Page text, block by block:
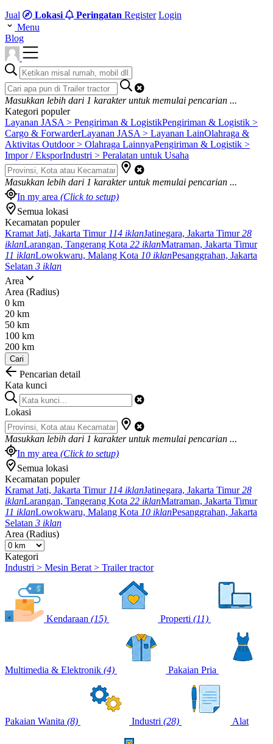
Jual
Lokasi Peringatan Register Login
Menu
Blog
Masukkan lebih dari 1 karakter untuk memulai pencarian ...
Kategori populer
Layanan JASA > Pengiriman & LogistikPengiriman & Logistik >
Cargo & ForwarderLayanan JASA > Layanan LainOlahraga &
Aktivitas Outdoor > Olahraga LainnyaPengiriman & Logistik >
Impor / EksporIndustri > Peralatan untuk Usaha
Masukkan lebih dari 1 karakter untuk memulai pencarian ...
In my area (Click to setup)
Semua lokasi
Kecamatan populer
Kramat Jati, Jakarta Timur 114 iklanJatinegara, Jakarta Timur28
iklanLarangan, Tangerang Kota 22 iklanMatraman, Jakarta Timur
11 iklanLowokwaru, Malang Kota 10 iklanPesanggrahan, Jakarta
Selatan 3 iklan
Area
Area (Radius)
0 km
20 km
50 km
100 km
200 km
Cari
Pencarian detail
Kata kunci
Lokasi
Masukkan lebih dari 1 karakter untuk memulai pencarian ...
In my area (Click to setup)
Semua lokasi
Kecamatan populer
Kramat Jati, Jakarta Timur 114 iklanJatinegara, Jakarta Timur28
iklanLarangan, Tangerang Kota 22 iklanMatraman, Jakarta Timur
11 iklanLowokwaru, Malang Kota 10 iklanPesanggrahan, Jakarta
Selatan 3 iklan
Area (Radius)
Kategori
Industri > Mesin Berat > Trailer tractor
Kendaraan (15) Properti (11)
Multimedia & Elektronik (4) Pakaian Pria
Pakaian Wanita (8) Industri (28) Alat